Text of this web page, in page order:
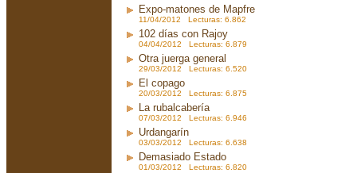
Expo-matones de Mapfre
11/04/2012 Lecturas: 6.862
102 días con Rajoy
04/04/2012 Lecturas: 6.879
Otra juerga general
29/03/2012 Lecturas: 6.520
El copago
20/03/2012 Lecturas: 6.875
La rubalcabería
07/03/2012 Lecturas: 6.946
Urdangarín
03/03/2012 Lecturas: 6.638
Demasiado Estado
01/03/2012 Lecturas: 6.820